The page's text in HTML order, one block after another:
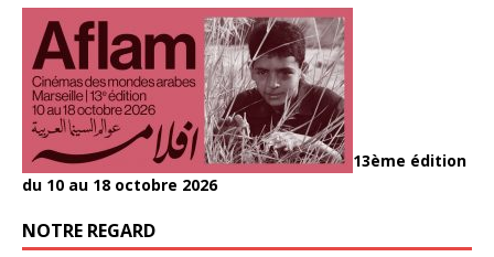
13ème édition
du 10 au 18 octobre 2026
NOTRE REGARD